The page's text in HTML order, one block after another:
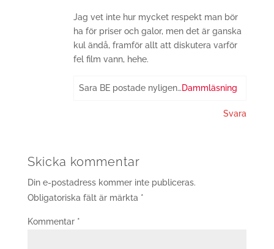
Jag vet inte hur mycket respekt man bör
ha för priser och galor, men det är ganska
kul ändå, framför allt att diskutera varför
fel film vann, hehe.
Sara BE postade nyligen…Dammläsning
Svara
Skicka kommentar
Din e-postadress kommer inte publiceras.
Obligatoriska fält är märkta *
Kommentar *